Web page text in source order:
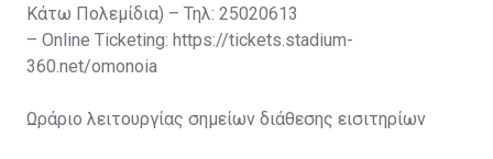
Κάτω Πολεμίδια) – Τηλ: 25020613
– Online Ticketing: https://tickets.stadium-
360.net/omonoia
Ωράριο λειτουργίας σημείων διάθεσης εισιτηρίων